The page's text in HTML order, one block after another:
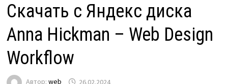
Скачать с Яндекс диска
Anna Hickman – Web Design
Workflow
Автор: web 26.02.2024